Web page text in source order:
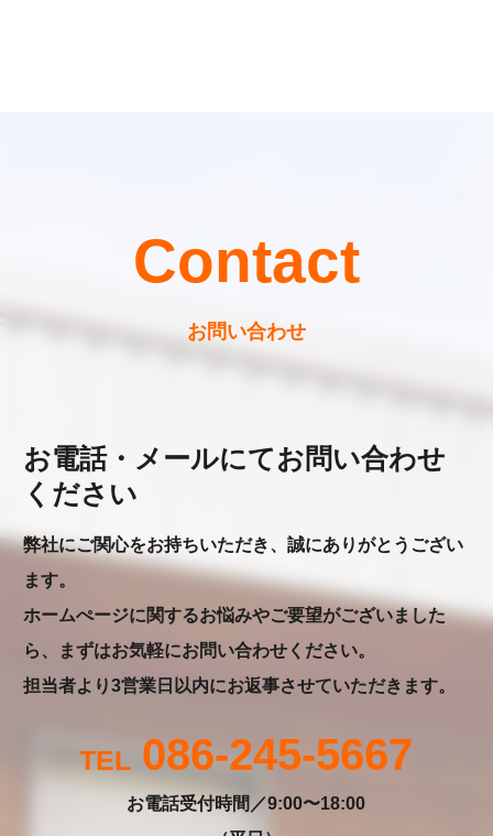
Contact
お問い合わせ
お電話・メールにてお問い合わせ
ください
弊社にご関心をお持ちいただき、誠にありがとうござい
ます。
ホームぺージに関するお悩みやご要望がございました
ら、まずはお気軽にお問い合わせください。
担当者より3営業日以内にお返事させていただきます。
086-245-5667
お電話受付時間／9:00〜18:00